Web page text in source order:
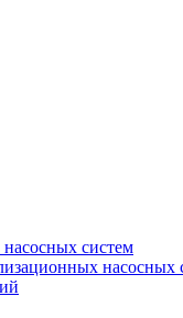
систем
насосных